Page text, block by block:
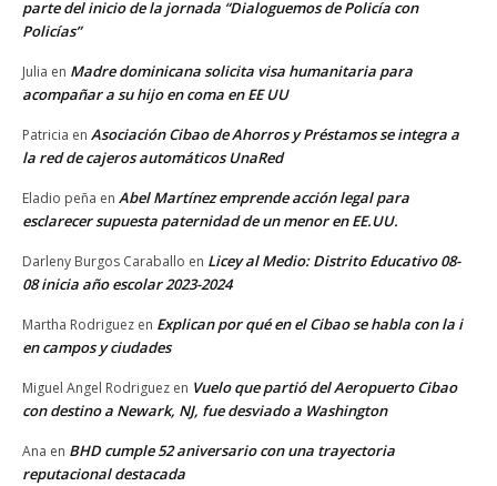
parte del inicio de la jornada “Dialoguemos de Policía con
Policías”
Julia en Madre dominicana solicita visa humanitaria para
acompañar a su hijo en coma en EE UU
Patricia en Asociación Cibao de Ahorros y Préstamos se integra a
la red de cajeros automáticos UnaRed
Eladio peña en Abel Martínez emprende acción legal para
esclarecer supuesta paternidad de un menor en EE.UU.
Darleny Burgos Caraballo en Licey al Medio: Distrito Educativo 08-
08 inicia año escolar 2023-2024
Martha Rodriguez en Explican por qué en el Cibao se habla con la i
en campos y ciudades
Miguel Angel Rodriguez en Vuelo que partió del Aeropuerto Cibao
con destino a Newark, NJ, fue desviado a Washington
Ana en BHD cumple 52 aniversario con una trayectoria
reputacional destacada